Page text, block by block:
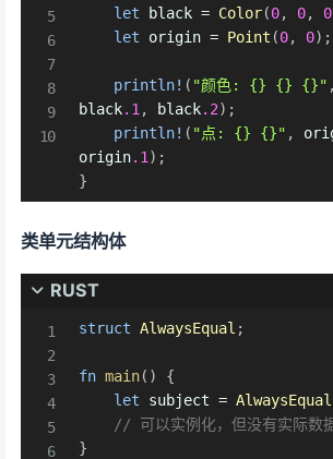
let black = Color(0, 0, 0
let origin = Point (0, 0) ;
println! ( "颜色: {} {} {}" ,
black.1, black.2) ;
println! ( "点: {} {}" ,
origin.1) ;
}
类单元结构体
RUST
struct AlwaysEqual ;
fn main( )
{
let subject = AlwaysEqual
// 可以实例化，但没有实际数
}